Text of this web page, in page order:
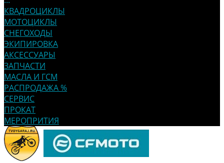
КВАДРОЦИКЛЫ
МОТОЦИКЛЫ
СНЕГОХОДЫ
ЭКИПИРОВКА
АКСЕССУАРЫ
ЗАПЧАСТИ
МАСЛА И ГСМ
РАСПРОДАЖА %
СЕРВИС
ПРОКАТ
МЕРОПРИТИЯ